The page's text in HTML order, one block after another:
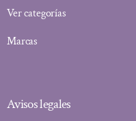
Ver categorías
Marcas
Avisos legales